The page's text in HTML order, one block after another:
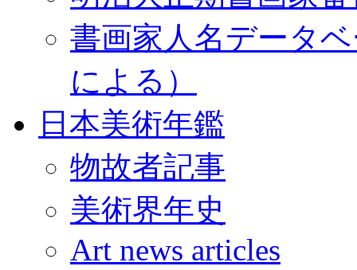
書画家人名データ
による）
日本美術年鑑
物故者記事
美術界年史
Art news articles